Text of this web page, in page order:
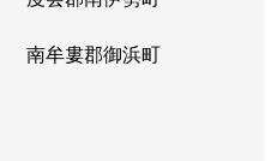
南牟婁郡御浜町